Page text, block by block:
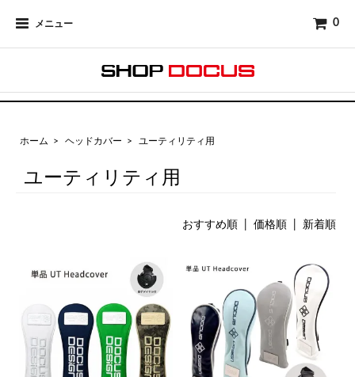
メニュー 0
ホーム > ヘッドカバー > ユーティリティ用
ユーティリティ用
おすすめ順 価格順 | 新着順